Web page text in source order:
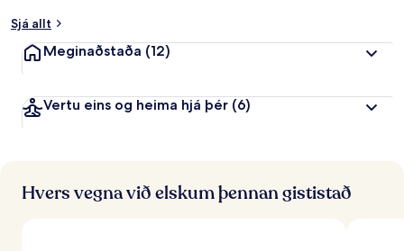
Sjá allt
Meginaðstaða (12)
Vertu eins og heima hjá þér (6)
Hvers vegna við elskum þennan gististað